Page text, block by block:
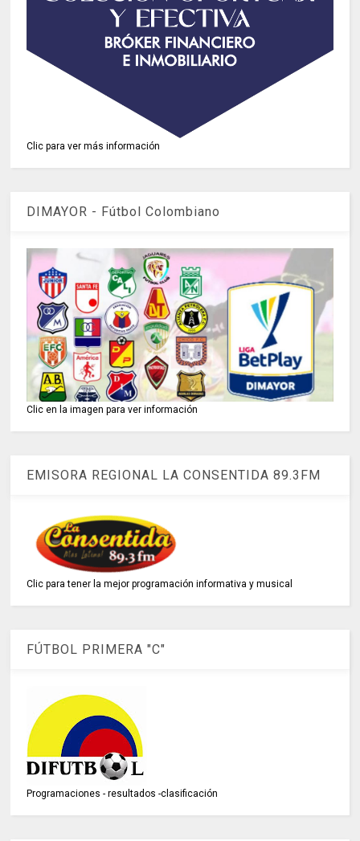
Clic para ver más información
DIMAYOR - Fútbol Colombiano
Clic en la imagen para ver información
EMISORA REGIONAL LA CONSENTIDA 89.3FM
Clic para tener la mejor programación informativa y musical
FÚTBOL PRIMERA "C"
Programaciones - resultados -clasificación